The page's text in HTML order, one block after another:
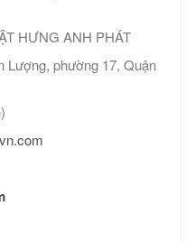
HƯNG ANH PHÁT
Lượng, phường 17, Quận